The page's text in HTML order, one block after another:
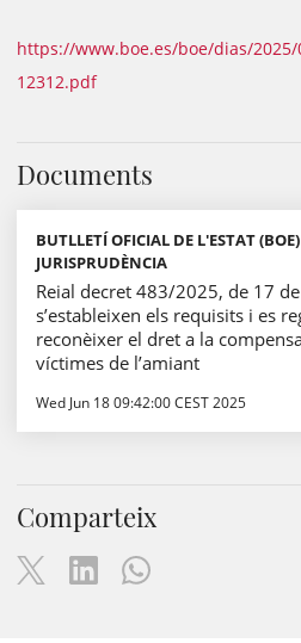
https://www.boe.es/boe/dias/2025/
12312.pdf
Documents
BUTLLETÍ OFICIAL DE L'ESTAT
JURISPRUDÈNCIA
Reial decret 483/2025, de 17
s’estableixen els requisits i es
reconèixer el dret a la
víctimes de l’amiant
Wed Jun 18 09:42:00 CEST 2025
Comparteix